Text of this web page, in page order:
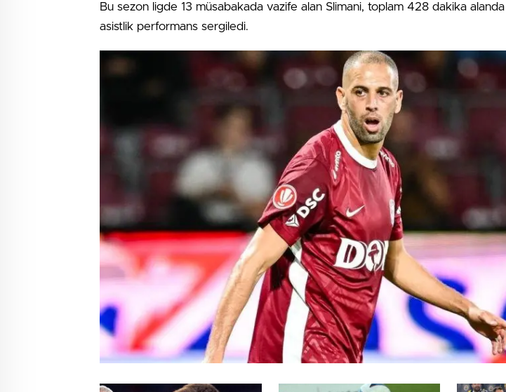
Bu sezon ligde 13 müsabakada vazife alan Slimani, toplam 428 dakika
asistlik performans sergiledi.